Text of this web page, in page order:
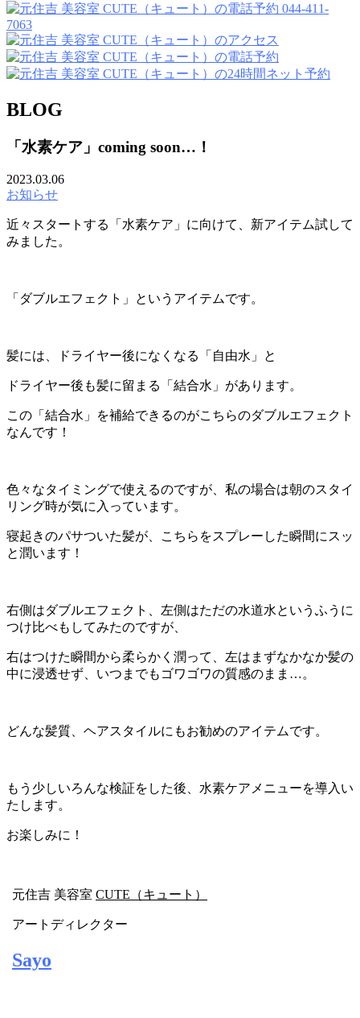
044-411-
7063
BLOG
「水素ケア」coming soon…！
2023.03.06
お知らせ
近々スタートする「水素ケア」に向けて、新アイテム試して
みました。
「ダブルエフェクト」というアイテムです。
髪には、ドライヤー後になくなる「自由水」と
ドライヤー後も髪に留まる「結合水」があります。
この「結合水」を補給できるのがこちらのダブルエフェクト
なんです！
色々なタイミングで使えるのですが、私の場合は朝のスタイ
リング時が気に入っています。
寝起きのパサついた髪が、こちらをスプレーした瞬間にスッ
と潤います！
右側はダブルエフェクト、左側はただの水道水というふうに
つけ比べもしてみたのですが、
右はつけた瞬間から柔らかく潤って、左はまずなかなか髪の
中に浸透せず、いつまでもゴワゴワの質感のまま…。
どんな髪質、ヘアスタイルにもお勧めのアイテムです。
もう少しいろんな検証をした後、水素ケアメニューを導入い
たします。
お楽しみに！
元住吉 美容室 CUTE（キュート）
アートディレクター
Sayo